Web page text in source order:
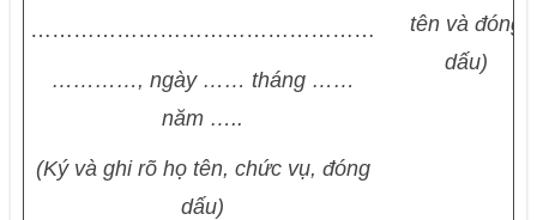
…………………………………………
…………, ngày …… tháng ……
năm …..
(Ký và ghi rõ họ tên, chức vụ, đóng
dấu)
tên và đóng
dấu)